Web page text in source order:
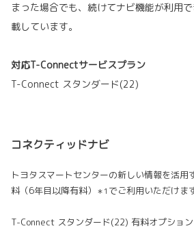
まった場合でも、続けてナビ機能が利用
載しています。
対応T-Connectサービスプラン
T-Connect スタンダード(22)
コネクティッドナビ
トヨタスマートセンターの新しい情報を活用
料（6年目以降有料）
＊1 でご利用いただけま
T-Connect スタンダード(22) 有料オプション